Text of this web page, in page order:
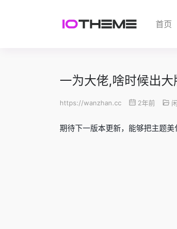
首页
一为大佬,啥时候出
https://wanzhan.cc 2年前
期待下一版本更新，能够把主题